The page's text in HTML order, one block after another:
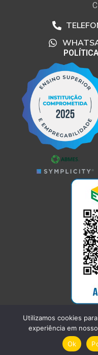
UMFG @ 2026.
Utilizamos cookies
experiência em
Ok